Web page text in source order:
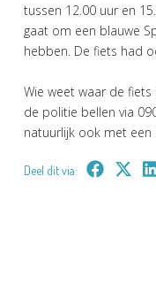
tussen 12.00 uur en
gaat om een blauwe
hebben. De fiets had
Wie weet waar de
de politie bellen via
natuurlijk ook met een
Deel dit via: